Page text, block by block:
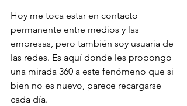
Hoy me toca estar en contacto
permanente entre medios y las
empresas, pero también soy usuaria de
las redes. Es aquí donde les propongo
una mirada 360 a este fenómeno que si
bien no es nuevo, parece recargarse
cada día.